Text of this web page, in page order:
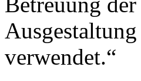
verwendet.“